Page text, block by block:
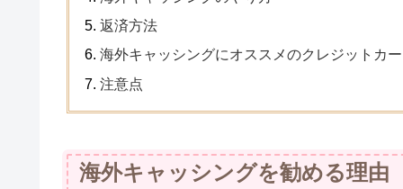
返済方法
海外キャッシングにオススメのクレジットカ
注意点
海外キャッシングを勧める理由